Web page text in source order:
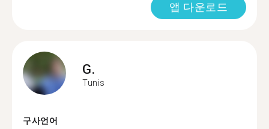
앱 다운로드
G.
Tunis
구사언어